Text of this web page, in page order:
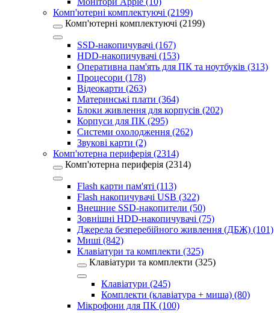
Комп'ютерні комплектуючі (2199)
Комп'ютерні комплектуючі (2199)
SSD-накопичувачі (167)
HDD-накопичувачі (153)
Оперативна пам'ять для ПК та ноутбуків (313)
Процесори (178)
Відеокарти (263)
Материнські плати (364)
Блоки живлення для корпусів (202)
Корпуси для ПК (295)
Системи охолодження (262)
Звукові карти (2)
Комп'ютерна периферія (2314)
Комп'ютерна периферія (2314)
Flash карти пам'яті (113)
Flash накопичувачі USB (322)
Внешние SSD-накопители (50)
Зовнішні HDD-накопичувачі (75)
Джерела безперебійного живлення (ДБЖ) (101)
Миші (842)
Клавіатури та комплекти (325)
Клавіатури та комплекти (325)
Клавіатури (245)
Комплекти (клавіатура + миша) (80)
Мікрофони для ПК (100)